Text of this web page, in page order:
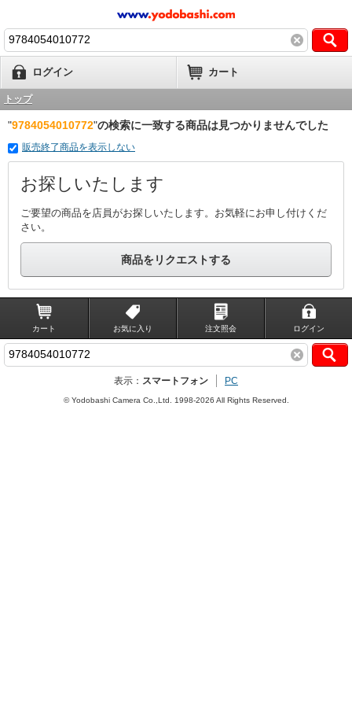
ログイン カート
トップ
"9784054010772"の検索に一致する商品は見つかりませんでした
販売終了商品を表示しない
お探しいたします
ご要望の商品を店員がお探しいたします。お気軽にお申し付けくだ
さい。
商品をリクエストする
カート お気に入り 注文照会 ログイン
表示： スマートフォン PC
© Yodobashi Camera Co.,Ltd. 1998-2026 All Rights Reserved.